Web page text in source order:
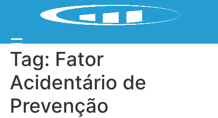
☰
Tag: Fator
Acidentário de
Prevenção